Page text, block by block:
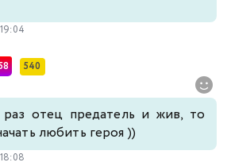
540
раз отец предатель и жив, то
любить героя ))